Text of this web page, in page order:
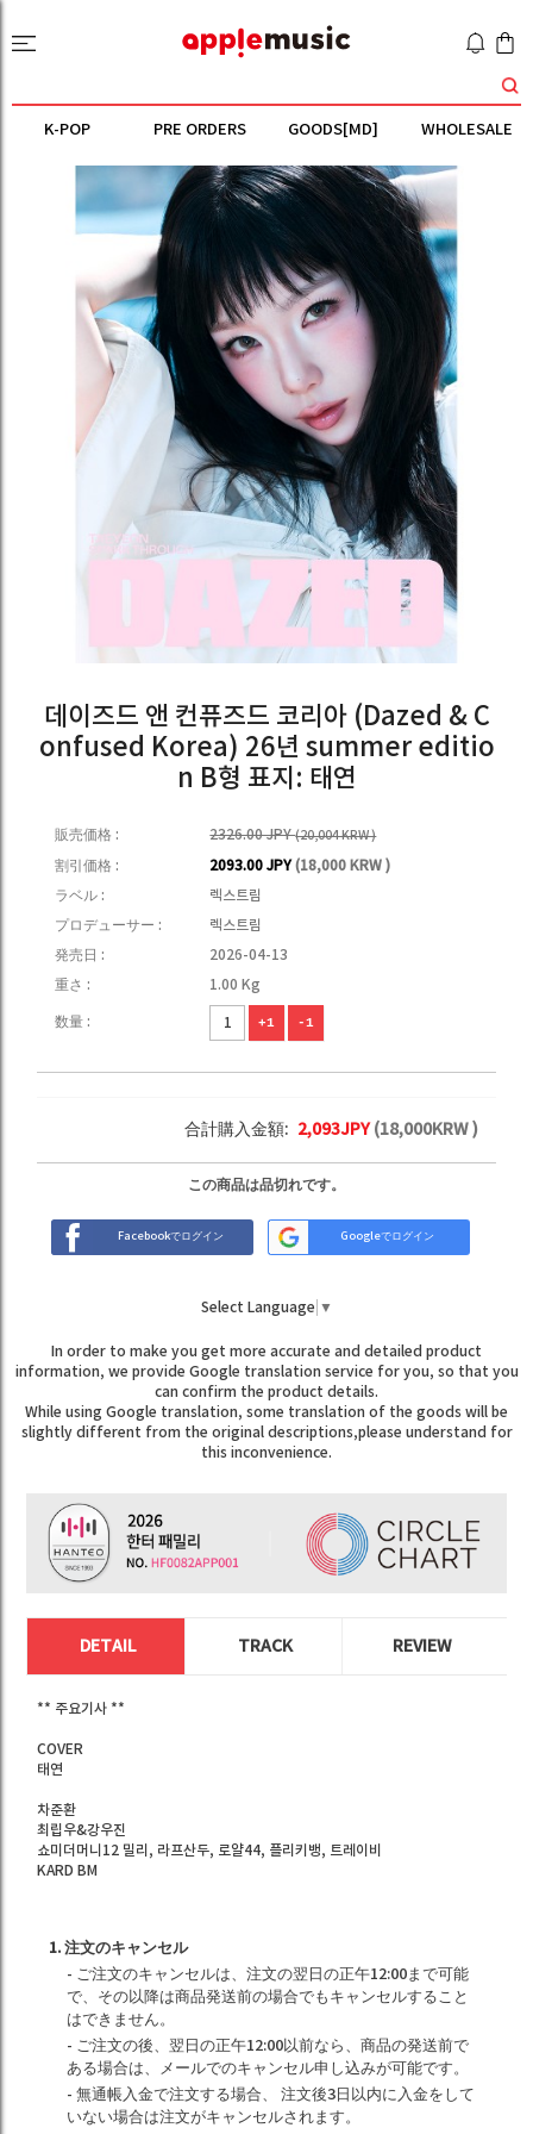
K-POP PRE ORDERS GOODS[MD] WHOLESALE
데이즈드 앤 컨퓨즈드 코리아 (Dazed & C
onfused Korea) 26년 summer editio
n B형 표지: 태연
販売価格 : 2326.00 JPY(20,004 KRW )
割引価格 : 2093.00 JPY(18,000 KRW )
ラベル :
렉스트림
プロデューサー :
렉스트림
発売日 :
2026-04-13
重さ :
1.00 Kg
数量 : +1 -1
合計購入金額: 2,093JPY(18,000KRW )
この商品は品切れです。
Facebookでログイン Googleでログイン
Select Language ▼
In order to make you get more accurate and detailed product
information, we provide Google translation service for you, so that you
can confirm the product details.
While using Google translation, some translation of the goods will be
slightly different from the original descriptions,please understand for
this inconvenience.
DETAIL TRACK REVIEW
** 주요기사 **
COVER
태연
차준환
최립우&강우진
쇼미더머니12 밀리, 라프산두, 로얄44, 플리키뱅, 트레이비
KARD BM
1. 注文のキャンセル
- ご注文のキャンセルは、注文の翌日の正午12:00まで可能
で、その以降は商品発送前の場合でもキャンセルすること
はできません。
- ご注文の後、翌日の正午12:00以前なら、商品の発送前で
ある場合は、メールでのキャンセル申し込みが可能です。
- 無通帳入金で注文する場合、 注文後3日以内に入金をして
いない場合は注文がキャンセルされます。